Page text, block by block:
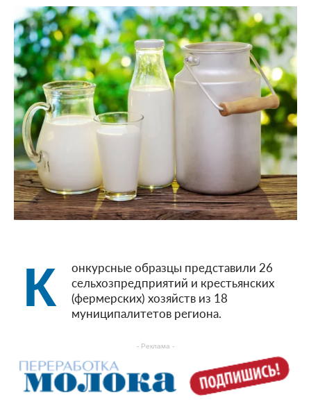
К
онкурсные образцы представили 26
сельхозпредприятий и крестьянских
(фермерских) хозяйств из 18
муниципалитетов региона.
- Реклама -